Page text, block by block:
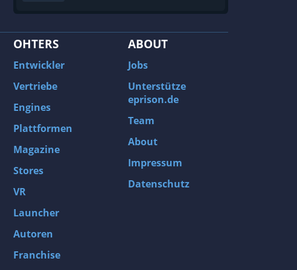
OHTERS
Entwickler
Vertriebe
Engines
Plattformen
Magazine
Stores
VR
Launcher
Autoren
Franchise
ABOUT
Jobs
Unterstütze
eprison.de
Team
About
Impressum
Datenschutz